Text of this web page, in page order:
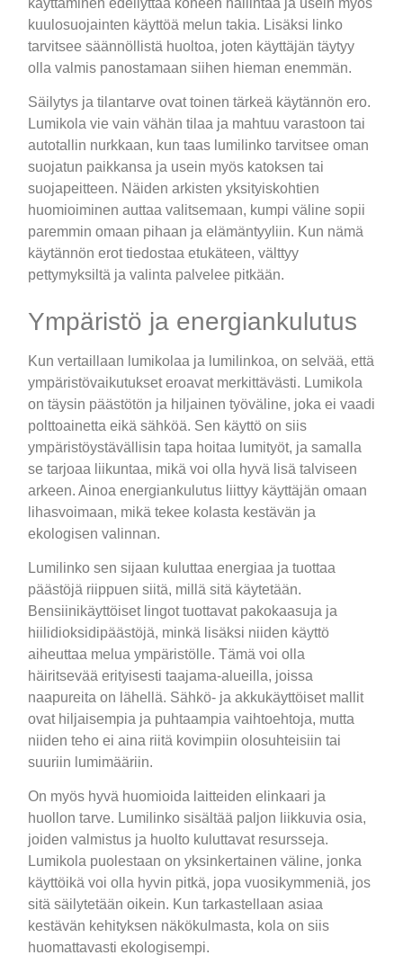
käyttäminen edellyttää koneen hallintaa ja usein myös
kuulosuojainten käyttöä melun takia. Lisäksi linko
tarvitsee säännöllistä huoltoa, joten käyttäjän täytyy
olla valmis panostamaan siihen hieman enemmän.
Säilytys ja tilantarve ovat toinen tärkeä käytännön ero.
Lumikola vie vain vähän tilaa ja mahtuu varastoon tai
autotallin nurkkaan, kun taas lumilinko tarvitsee oman
suojatun paikkansa ja usein myös katoksen tai
suojapeitteen. Näiden arkisten yksityiskohtien
huomioiminen auttaa valitsemaan, kumpi väline sopii
paremmin omaan pihaan ja elämäntyyliin. Kun nämä
käytännön erot tiedostaa etukäteen, välttyy
pettymyksiltä ja valinta palvelee pitkään.
Ympäristö ja energiankulutus
Kun vertaillaan lumikolaa ja lumilinkoa, on selvää, että
ympäristövaikutukset eroavat merkittävästi. Lumikola
on täysin päästötön ja hiljainen työväline, joka ei vaadi
polttoainetta eikä sähköä. Sen käyttö on siis
ympäristöystävällisin tapa hoitaa lumityöt, ja samalla
se tarjoaa liikuntaa, mikä voi olla hyvä lisä talviseen
arkeen. Ainoa energiankulutus liittyy käyttäjän omaan
lihasvoimaan, mikä tekee kolasta kestävän ja
ekologisen valinnan.
Lumilinko sen sijaan kuluttaa energiaa ja tuottaa
päästöjä riippuen siitä, millä sitä käytetään.
Bensiinikäyttöiset lingot tuottavat pakokaasuja ja
hiilidioksidipäästöjä, minkä lisäksi niiden käyttö
aiheuttaa melua ympäristölle. Tämä voi olla
häiritsevää erityisesti taajama-alueilla, joissa
naapureita on lähellä. Sähkö- ja akkukäyttöiset mallit
ovat hiljaisempia ja puhtaampia vaihtoehtoja, mutta
niiden teho ei aina riitä kovimpiin olosuhteisiin tai
suuriin lumimääriin.
On myös hyvä huomioida laitteiden elinkaari ja
huollon tarve. Lumilinko sisältää paljon liikkuvia osia,
joiden valmistus ja huolto kuluttavat resursseja.
Lumikola puolestaan on yksinkertainen väline, jonka
käyttöikä voi olla hyvin pitkä, jopa vuosikymmeniä, jos
sitä säilytetään oikein. Kun tarkastellaan asiaa
kestävän kehityksen näkökulmasta, kola on siis
huomattavasti ekologisempi.